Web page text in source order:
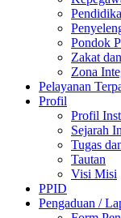
Pondok
Zakat
Zona
Pelayanan
Profil
Profil
Sejarah
Tugas
Tautan
Visi Misi
PPID
Pengaduan /